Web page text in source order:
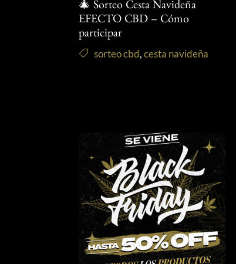
🎄 Sorteo Cesta Navideña
EFECTO CBD – Cómo
participar
sorteo cbd,cesta navideña